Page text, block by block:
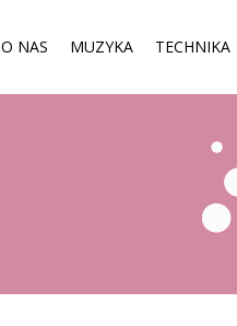
O NAS MUZYKA TECHNIKA